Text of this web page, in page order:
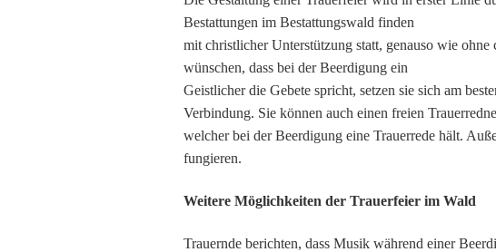
Bestattungen im Bestattungswald finden
mit christlicher Unterstützung statt, genauso wie
wünschen, dass bei der Beerdigung ein
Geistlicher die Gebete spricht, setzen sie sich am
Verbindung. Sie können auch einen freien
welcher bei der Beerdigung eine Trauerrede hält.
fungieren.
Weitere Möglichkeiten der Trauerfeier im Wald
Trauernde berichten, dass Musik während einer